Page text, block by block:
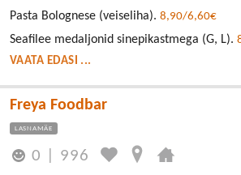
Pasta Bolognese (veiseliha). 8,90/6,60€
Seafilee medaljonid sinepikastmega (G, L).
VAATA EDASI ...
Freya Foodbar
LASNAMÄE
0 996